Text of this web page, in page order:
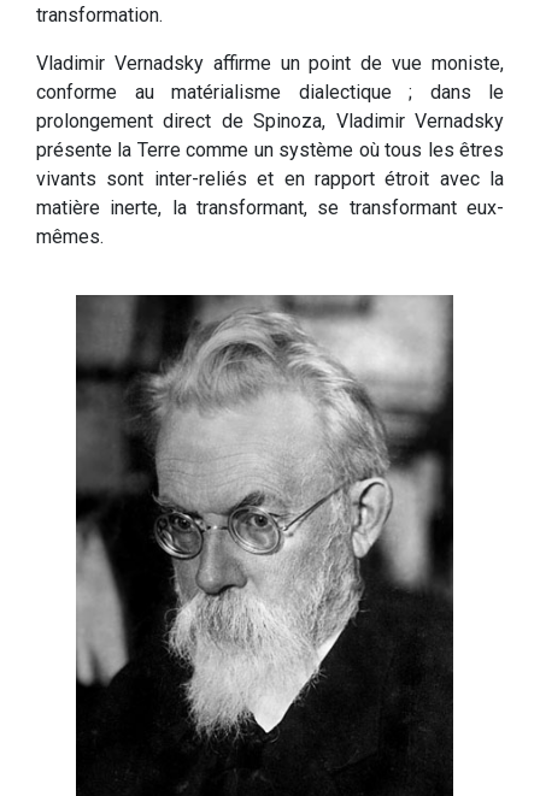
transformation.
Vladimir Vernadsky affirme un point de vue moniste,
conforme au matérialisme dialectique ; dans le
prolongement direct de Spinoza, Vladimir Vernadsky
présente la Terre comme un système où tous les êtres
vivants sont inter-reliés et en rapport étroit avec la
matière inerte, la transformant, se transformant eux-
mêmes.